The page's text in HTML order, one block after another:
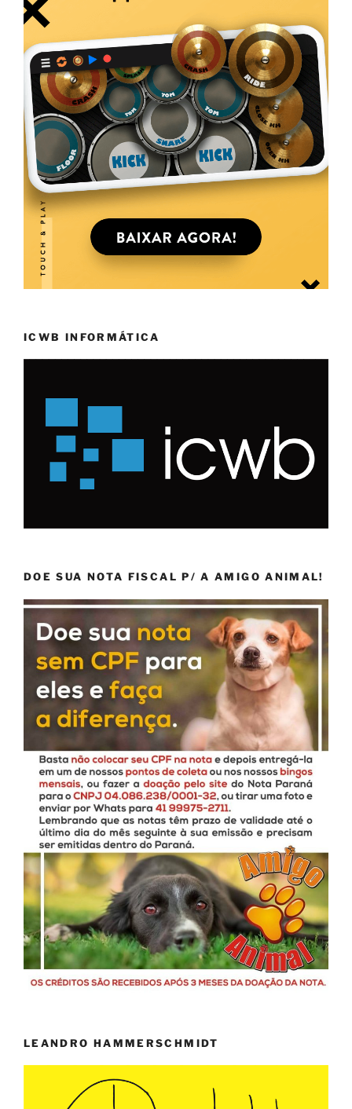
ICWB INFORMÁTICA
DOE SUA NOTA FISCAL P/ A AMIGO ANIMAL!
LEANDRO HAMMERSCHMIDT